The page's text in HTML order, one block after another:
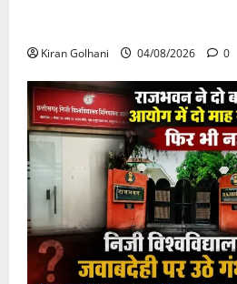
Kiran Golhani 04/08/2026 0